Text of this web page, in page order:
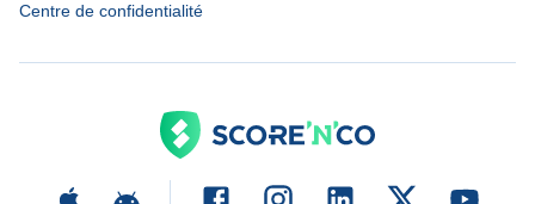
Centre de confidentialité